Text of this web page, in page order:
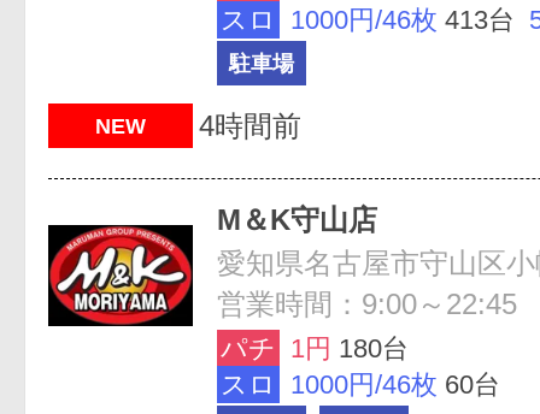
スロ
1000円/46枚 413台
駐車場
NEW 4時間前
M＆K守山店
愛知県名古屋市守山区
営業時間：9:00～22:45
パチ 1円 180台
スロ
1000円/46枚 60台